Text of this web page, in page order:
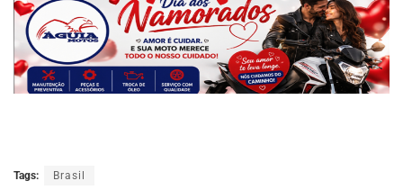
Tags: Brasil